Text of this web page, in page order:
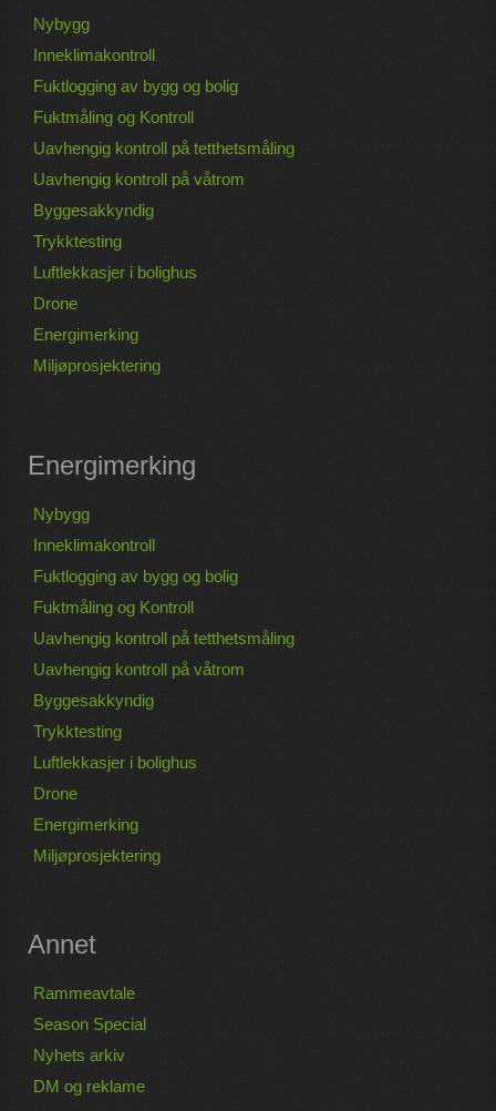
Nybygg
Inneklimakontroll
Fuktlogging av bygg og bolig
Fuktmåling og Kontroll
Uavhengig kontroll på tetthetsmåling
Uavhengig kontroll på våtrom
Byggesakkyndig
Trykktesting
Luftlekkasjer i bolighus
Drone
Energimerking
Miljøprosjektering
Energimerking
Nybygg
Inneklimakontroll
Fuktlogging av bygg og bolig
Fuktmåling og Kontroll
Uavhengig kontroll på tetthetsmåling
Uavhengig kontroll på våtrom
Byggesakkyndig
Trykktesting
Luftlekkasjer i bolighus
Drone
Energimerking
Miljøprosjektering
Annet
Rammeavtale
Season Special
Nyhets arkiv
DM og reklame